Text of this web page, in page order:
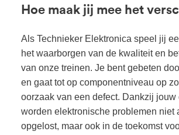
Hoe maak jij mee het
Als Technieker Elektronica speel jij
het waarborgen van de kwaliteit en
van onze treinen. Je bent gebeten
en gaat tot op componentniveau op
oorzaak van een defect. Dankzij jouw
worden elektronische problemen niet
opgelost, maar ook in de toekomst